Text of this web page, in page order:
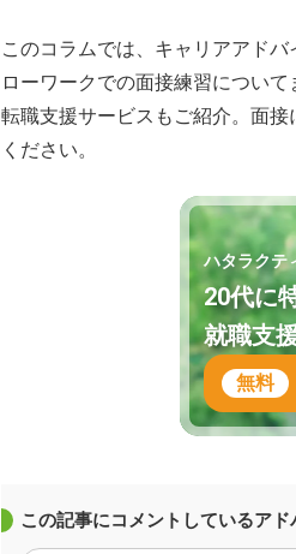
このコラムでは、キャリアアド
ローワークでの面接練習につい
転職支援サービスもご紹介。面
ください。
ハタラクテ
20代に
就職支
無料
この記事にコメントしているアド